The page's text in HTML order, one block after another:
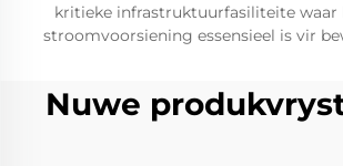
kritieke infrastruktuurfasiliteite waar
stroomvoorsiening essensieel is vir
Nuwe